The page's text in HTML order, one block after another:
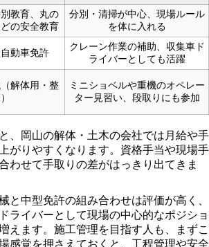
教育、丸の
の安全教育
分別・清掃が中心、現場ルール
を体に入れる
動車免許
クレーン作業の補助、収集車ド
ライバーとしても活躍
解体用・整
ミニショベルや重機のオペレー
ター見習い、段取りにも参加
、岡山の解体・土木の会社では月給や手
がりやすくなります。資格手当や現場手
わせて手取りの差がはっきり出てきま
と中型免許の組み合わせは評価が高く、
ライバーとして現場の中心的なポジショ
えます。施工管理を目指す人も、まずこ
感覚を押さえておくと、工程管理や安全